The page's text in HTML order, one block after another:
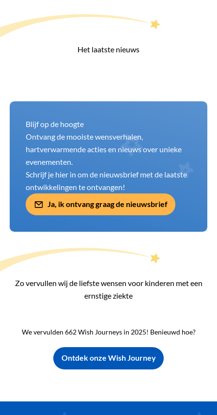
Het laatste nieuws
Blijf op de hoogte
Ontvang de mooiste wensverhalen,
hartverwarmende acties en nieuws over unieke
evenementen.
Schrijf je hier in om de nieuwsbrief met de laatste
ontwikkelingen te ontvangen!
Ja, ik ontvang graag de nieuwsbrief
Zo vervullen wij de liefste wensen voor kinderen met een
ernstige ziekte
We vervulden 662 Wish Journeys in 2025! Benieuwd hoe?
Ontdek onze Wish Journey